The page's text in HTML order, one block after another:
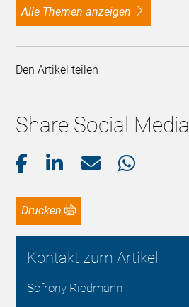
alle Themen anzeigen
Den Artikel teilen
Share Social Media
Drucken
Kontakt zum Artikel
Sofrony Riedmann